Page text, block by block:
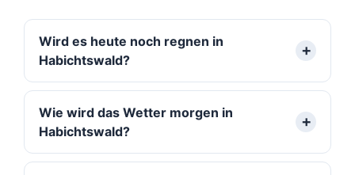
Wird es heute noch regnen in
Habichtswald?
Wie wird das Wetter morgen in
Habichtswald?